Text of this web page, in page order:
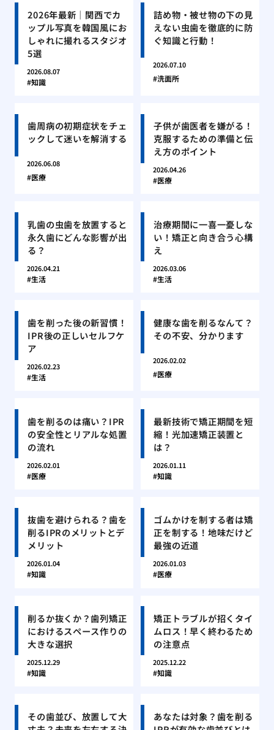
2026年最新｜関西でカ
ップル写真を韓国風にお
しゃれに撮れるスタジオ
5選
2026.08.07
知識
詰め物・被せ物の下の見
えない虫歯を徹底的に防
ぐ知識と行動！
2026.07.10
洗面所
歯周病の初期症状をチェ
ックして迷いを解消する
2026.06.08
医療
子供が歯医者を嫌がる！
克服するための準備と伝
え方のポイント
2026.04.26
医療
乳歯の虫歯を放置すると
永久歯にどんな影響が出
る？
2026.04.21
生活
治療期間に一喜一憂しな
い！矯正と向き合う心構
え
2026.03.06
生活
歯を削った後の新習慣！
IPR後の正しいセルフケ
ア
2026.02.23
生活
健康な歯を削るなんて？
その不安、分かります
2026.02.02
医療
歯を削るのは痛い？IPR
の安全性とリアルな処置
の流れ
2026.02.01
医療
最新技術で矯正期間を短
縮！光加速矯正装置と
は？
2026.01.11
知識
抜歯を避けられる？歯を
削るIPRのメリットとデ
メリット
2026.01.04
知識
ゴムかけを制する者は矯
正を制する！地味だけど
最強の近道
2026.01.03
医療
削るか抜くか？歯列矯正
におけるスペース作りの
大きな選択
2025.12.29
知識
矯正トラブルが招くタイ
ムロス！早く終わるため
の注意点
2025.12.22
知識
その歯並び、放置して大
あなたは対象？歯を削る